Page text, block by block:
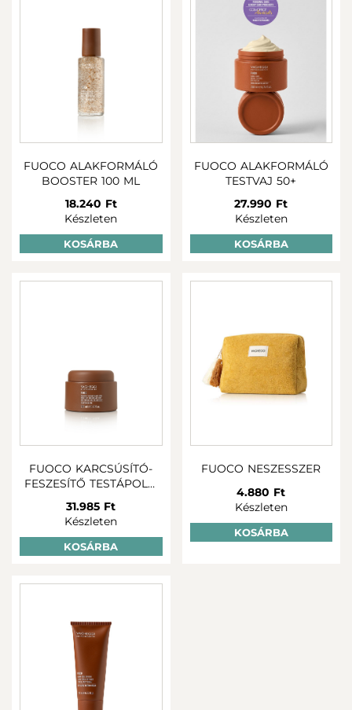
A mesterséges intelligenciát (AI) alkalmazó új
analitikai módszerek kiegészítik a hagyományos
teszteket, a termékcsalád hatékonyságának
biztonsága érdekében.
A FUOCO a természet és a tudomány tökéletes
kombinációja, hatékony és fenntartható.
FUOCO ALAKFORMÁLÓ
BOOSTER 100 ML
18.240 Ft
Készleten
KOSÁRBA
FUOCO ALAKFORMÁLÓ
TESTVAJ 50+
27.990 Ft
Készleten
KOSÁRBA
FUOCO KARCSÚSÍTÓ-
FESZESÍTŐ TESTÁPOLÓ
31.985 Ft
Készleten
KOSÁRBA
FUOCO NESZESSZER
4.880 Ft
Készleten
KOSÁRBA